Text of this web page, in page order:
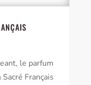
le parfum
Français